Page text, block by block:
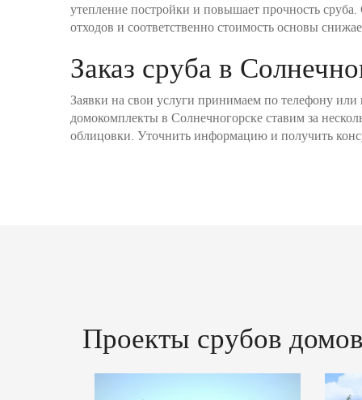
утепление постройки и повышает прочность
отходов и соответственно стоимость основы
Заказ сруба в
Заявки на свои услуги принимаем по телефону
домокомплекты в Солнечногорске ставим за
облицовки. Уточнить информацию и получить
Проекты срубов